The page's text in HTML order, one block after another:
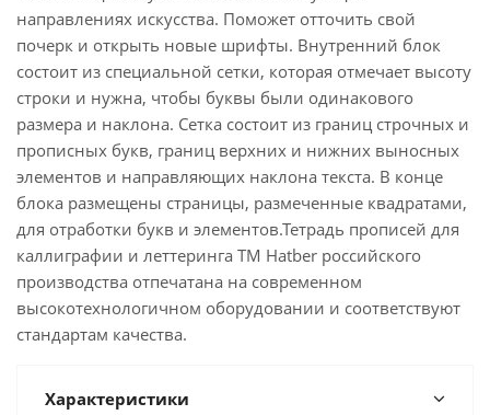
направлениях искусства. Поможет отточить свой
почерк и открыть новые шрифты. Внутренний блок
состоит из специальной сетки, которая отмечает высоту
строки и нужна, чтобы буквы были одинакового
размера и наклона. Сетка состоит из границ строчных и
прописных букв, границ верхних и нижних выносных
элементов и направляющих наклона текста. В конце
блока размещены страницы, размеченные квадратами,
для отработки букв и элементов.Тетрадь прописей для
каллиграфии и леттеринга ТМ Hatber российского
производства отпечатана на современном
высокотехнологичном оборудовании и соответствуют
стандартам качества.
Характеристики